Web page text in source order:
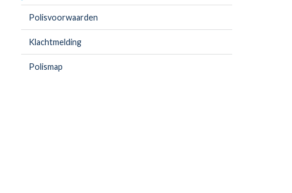
Polisvoorwaarden
Klachtmelding
Polismap